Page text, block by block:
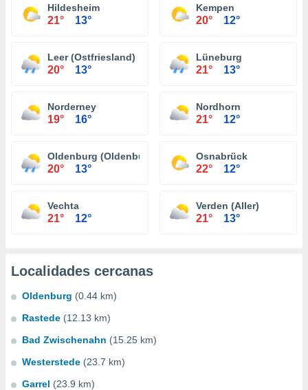
Hildesheim
21° 13°
Kempen
20° 12°
Leer (Ostfriesland)
20° 13°
Lüneburg
21° 13°
Norderney
19° 16°
Nordhorn
21° 12°
Oldenburg (Oldenburg)
20° 13°
Osnabrück
22° 12°
Vechta
21° 12°
Verden (Aller)
21° 13°
Localidades cercanas
Oldenburg (0.44 km)
Rastede (12.13 km)
Bad Zwischenahn (15.25 km)
Westerstede (23.7 km)
Garrel (23.9 km)